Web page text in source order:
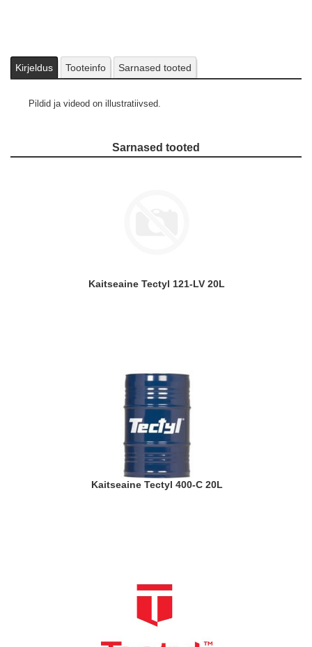
Kirjeldus Tooteinfo Sarnased tooted
Pildid ja videod on illustratiivsed.
Sarnased tooted
Kaitseaine Tectyl 121-LV 20L
Kaitseaine Tectyl 400-C 20L